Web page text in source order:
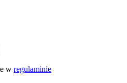
w regulaminie